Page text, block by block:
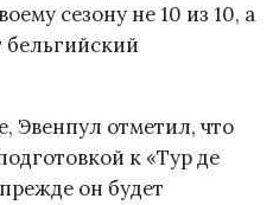
сезону не 10 из 10, а
бельгийский
Эвенпул отметил, что
к «Тур де
он будет